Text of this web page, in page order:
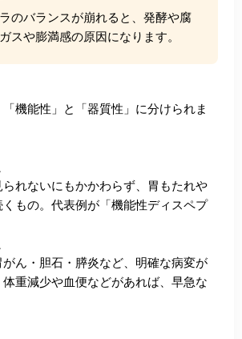
のバランスが崩れると、発酵や腐
スや膨満感の原因になります。
機能性」と「器質性」に分けられま
れないにもかかわらず、胃もたれや
もの。代表例が「機能性ディスペプ
ん・胆石・膵炎など、明確な病変が
重減少や血便などがあれば、早急な